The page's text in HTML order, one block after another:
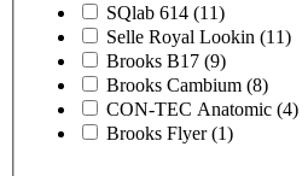
SQlab 614 (11)
Selle Royal Lookin (11)
Brooks B17 (9)
Brooks Cambium (8)
CON-TEC Anatomic (4)
Brooks Flyer (1)